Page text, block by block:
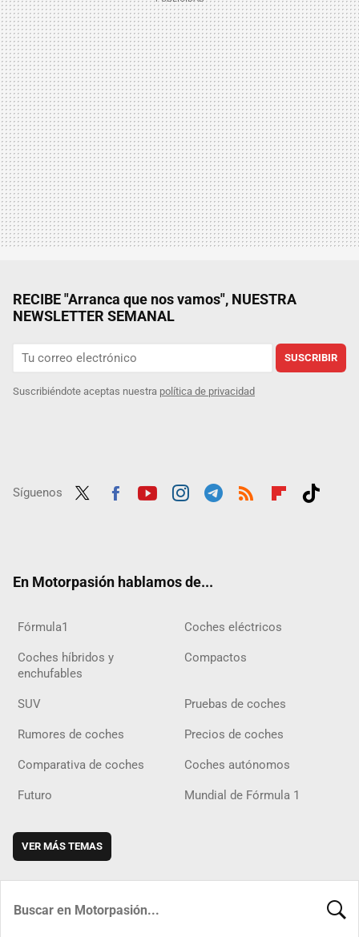
RECIBE "Arranca que nos vamos", NUESTRA
NEWSLETTER SEMANAL
SUSCRIBIR
Suscribiéndote aceptas nuestra política de privacidad
Síguenos
En Motorpasión hablamos de...
Fórmula1 Coches eléctricos
Coches híbridos y
enchufables
Compactos
SUV Pruebas de coches
Rumores de coches Precios de coches
Comparativa de coches Coches autónomos
Futuro Mundial de Fórmula 1
VER MÁS TEMAS